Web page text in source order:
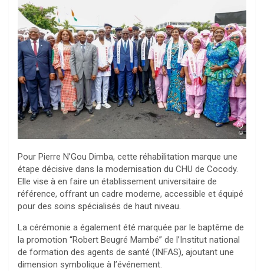
Pour Pierre N’Gou Dimba, cette réhabilitation marque une
étape décisive dans la modernisation du CHU de Cocody.
Elle vise à en faire un établissement universitaire de
référence, offrant un cadre moderne, accessible et équipé
pour des soins spécialisés de haut niveau.
La cérémonie a également été marquée par le baptême de
la promotion “Robert Beugré Mambé” de l’Institut national
de formation des agents de santé (INFAS), ajoutant une
dimension symbolique à l’événement.